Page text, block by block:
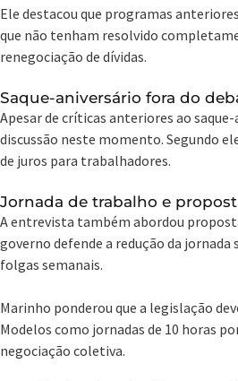
Ele destacou que programas
que não tenham resolvido
renegociação de dívidas.
Saque-aniversário fora do
Apesar de críticas anteriores ao
discussão neste momento. Segundo
de juros para trabalhadores.
Jornada de trabalho e
A entrevista também abordou
governo defende a redução da
folgas semanais.
Marinho ponderou que a legislação
Modelos como jornadas de 10 horas
negociação coletiva.